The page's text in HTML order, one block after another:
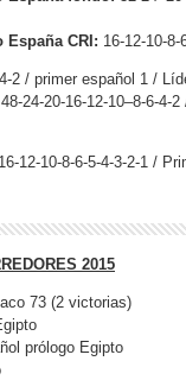
España CRI: 16-12-10-8-
2 / primer español 1 /
48-24-20-16-12-10–8-6-4-
16-12-10-8-6-5-4-3-2-1 /
2015
73 (2 victorias)
prólogo Egipto